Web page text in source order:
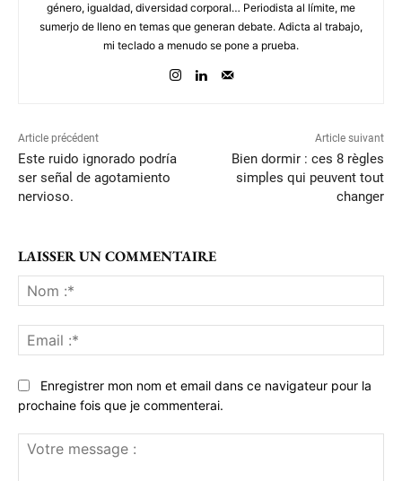
género, igualdad, diversidad corporal… Periodista al límite, me
sumerjo de lleno en temas que generan debate. Adicta al trabajo,
mi teclado a menudo se pone a prueba.
Article précédent
Este ruido ignorado podría
ser señal de agotamiento
nervioso.
Article suivant
Bien dormir : ces 8 règles
simples qui peuvent tout
changer
LAISSER UN COMMENTAIRE
:*
:*
Enregistrer mon nom et email dans ce navigateur pour la
prochaine fois que je commenterai.